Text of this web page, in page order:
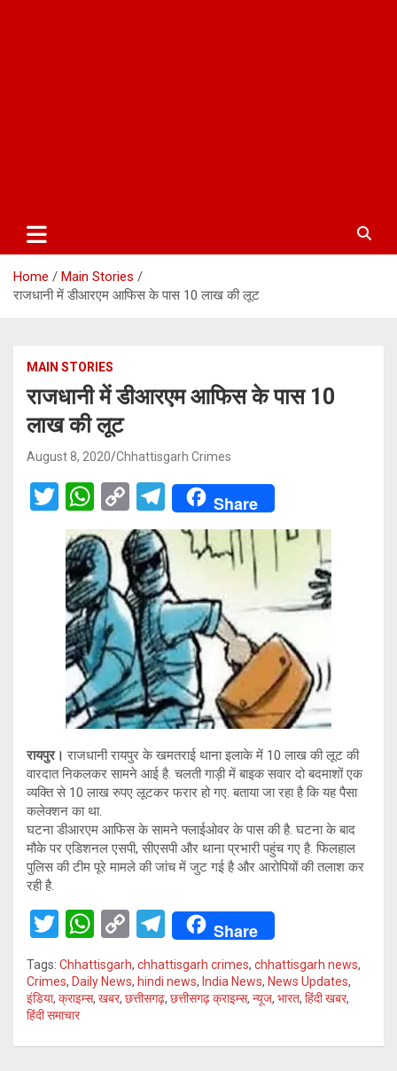
Home
Main Stories
राजधानी में डीआरएम आफिस के पास 10 लाख की लूट
MAIN STORIES
राजधानी में डीआरएम आफिस के पास 10
लाख की लूट
August 8, 2020 Chhattisgarh Crimes
T
wi
tt
er
W
h
at
s
A
p
p
C
o
py
Li
n
k
T
el
e
gr
a
m
Share
रायपुर। राजधानी रायपुर के खमतराई थाना इलाके में 10 लाख की लूट की
वारदात निकलकर सामने आई है. चलती गाड़ी में बाइक सवार दो बदमाशों एक
व्यक्ति से 10 लाख रुपए लूटकर फरार हो गए. बताया जा रहा है कि यह पैसा
कलेक्शन का था.
घटना डीआरएम आफिस के सामने फ्लाईओवर के पास की है. घटना के बाद
मौके पर एडिशनल एसपी, सीएसपी और थाना प्रभारी पहुंच गए है. फिलहाल
पुलिस की टीम पूरे मामले की जांच में जुट गई है और आरोपियों की तलाश कर
रही है.
T
wi
tt
er
W
h
at
s
A
C
o
py
Li
n
T
el
e
gr
a
Share
Tags: Chhattisgarh, chhattisgarh crimes, chhattisgarh news,
Crimes, Daily News, hindi news, India News, News Updates,
इंडिया, क्राइम्स, खबर, छत्तीसगढ़, छत्तीसगढ़ क्राइम्स, न्यूज, भारत, हिंदी खबर,
हिंदी समाचार